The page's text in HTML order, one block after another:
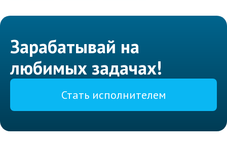
Зарабатывай на
любимых задачах!
Стать исполнителем